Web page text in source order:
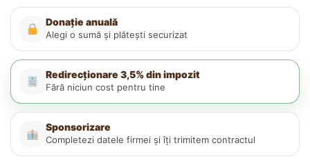
Donație anuală
Alegi o sumă și plătești securizat
Redirecționare 3,5% din impozit
Fără niciun cost pentru tine
Sponsorizare
Completezi datele firmei și îți trimitem contractul